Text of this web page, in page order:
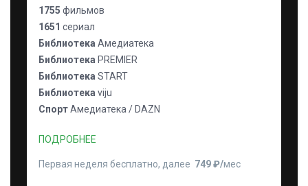
1755 фильмов
1651 сериал
Библиотека Амедиатека
Библиотека PREMIER
Библиотека START
Библиотека viju
СпортАмедиатека / DAZN
ПОДРОБНЕЕ
Первая неделя бесплатно, далее 749 ₽⁠/⁠мес